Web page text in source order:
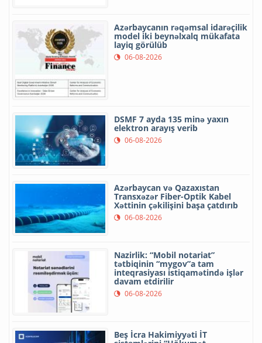
Azərbaycanın rəqəmsal idarəçilik
model iki beynəlxalq mükafata
layiq görülüb
06-08-2026
DSMF 7 ayda 135 minə yaxın
elektron arayış verib
06-08-2026
Azərbaycan və Qazaxıstan
Transxəzər Fiber-Optik Kabel
Xəttinin çəkilişini başa çatdırıb
06-08-2026
Nazirlik: “Mobil notariat”
tətbiqinin “mygov”a tam
inteqrasiyası istiqamətində işlər
davam etdirilir
06-08-2026
Beş İcra Hakimiyyəti İT